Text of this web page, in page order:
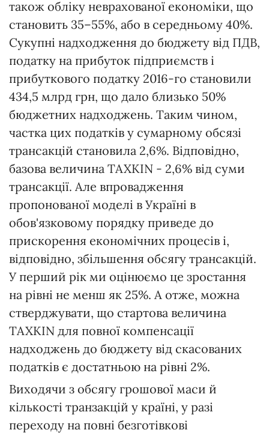
також обліку неврахованої економіки, що
становить 35–55%, або в середньому 40%.
Сукупні надходження до бюджету від ПДВ,
податку на прибуток підприємств і
прибуткового податку 2016-го становили
434,5 млрд грн, що дало близько 50%
бюджетних надходжень. Таким чином,
частка цих податків у сумарному обсязі
трансакцій становила 2,6%. Відповідно,
базова величина TAXKIN - 2,6% від суми
трансакції. Але впровадження
пропонованої моделі в Україні в
обов'язковому порядку приведе до
прискорення економічних процесів і,
відповідно, збільшення обсягу трансакцій.
У перший рік ми оцінюємо це зростання
на рівні не менш як 25%. А отже, можна
стверджувати, що стартова величина
TAXKIN для повної компенсації
надходжень до бюджету від скасованих
податків є достатньою на рівні 2%.
Виходячи з обсягу грошової маси й
кількості транзакцій у країні, у разі
переходу на повні безготівкові